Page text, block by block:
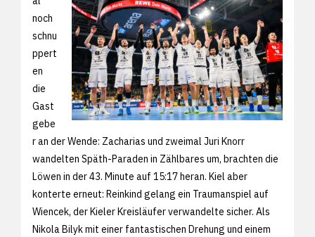
noch
schnu
ppert
en
die
Gast
gebe
r an der Wende: Zacharias und zweimal Juri Knorr
wandelten Späth-Paraden in Zählbares um, brachten die
Löwen in der 43. Minute auf 15:17 heran. Kiel aber
konterte erneut: Reinkind gelang ein Traumanspiel auf
Wiencek, der Kieler Kreisläufer verwandelte sicher. Als
Nikola Bilyk mit einer fantastischen Drehung und einem